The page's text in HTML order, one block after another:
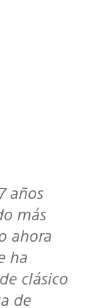
más
ahora
ha
clásico
de